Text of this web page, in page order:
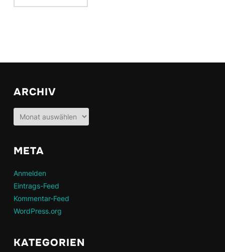
ARCHIV
Archiv
META
Anmelden
Eintrags-Feed
Kommentar-Feed
WordPress.org
KATEGORIEN